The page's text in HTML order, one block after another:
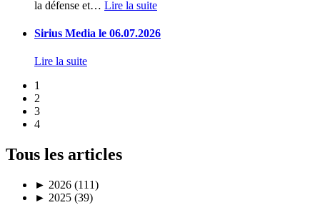
la défense et… Lire la suite
Sirius Media le 06.07.2026
Lire la suite
1
2
3
4
Tous les articles
► 2026 (111)
► 2025 (39)